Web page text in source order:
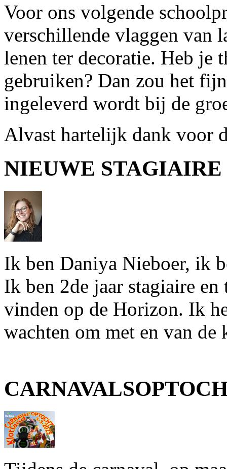
Voor ons volgende
verschillende vlaggen van
lenen ter decoratie. Heb je
gebruiken? Dan zou het
ingeleverd wordt bij de
Alvast hartelijk dank voor
NIEUWE STAGIAIRE
Ik ben Daniya Nieboer, ik
Ik ben 2de jaar stagiaire
vinden op de Horizon. Ik
wachten om met en van de